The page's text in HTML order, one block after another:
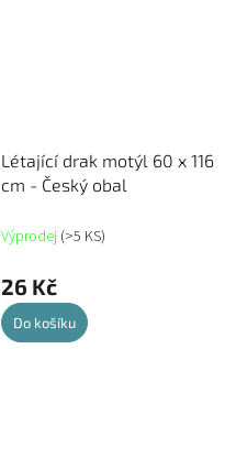
Létající drak motýl 60 x 116
cm - Český obal
Výprodej (>5 KS)
26 Kč
Do košíku